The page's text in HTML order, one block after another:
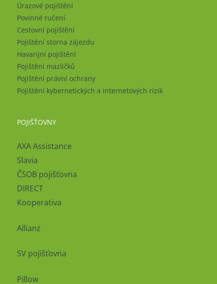
Úrazové pojištění
Povinné ručení
Cestovní pojištění
Pojištění storna zájezdu
Havarijní pojištění
Pojištění mazlíčků
Pojištění právní ochrany
Pojištění kybernetických a internetových rizik
POJIŠŤOVNY
AXA Assistance
Slavia
ČSOB pojišťovna
DIRECT
Kooperativa
Allianz
SV pojišťovna
Pillow